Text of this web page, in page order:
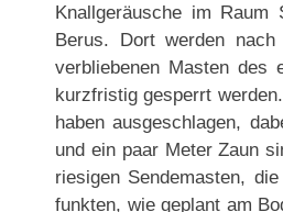
Knallgeräusche im
Berus. Dort werden nach
verbliebenen Masten des
kurzfristig gesperrt
haben ausgeschlagen,
und ein paar Meter Zaun
riesigen Sendemasten,
funkten, wie geplant am